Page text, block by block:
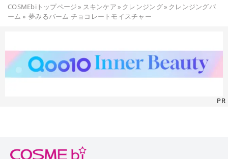
COSMEbiトップページ» スキンケア» クレンジング» クレンジングバ
ーム » 夢みるバーム チョコレートモイスチャー
PR